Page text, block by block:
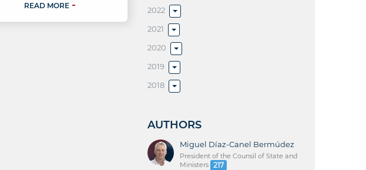
READ MORE
2022
2021
2020
2019
2018
AUTHORS
Miguel Díaz-Canel Bermúdez
President of the Counsil of State and
Ministers 217